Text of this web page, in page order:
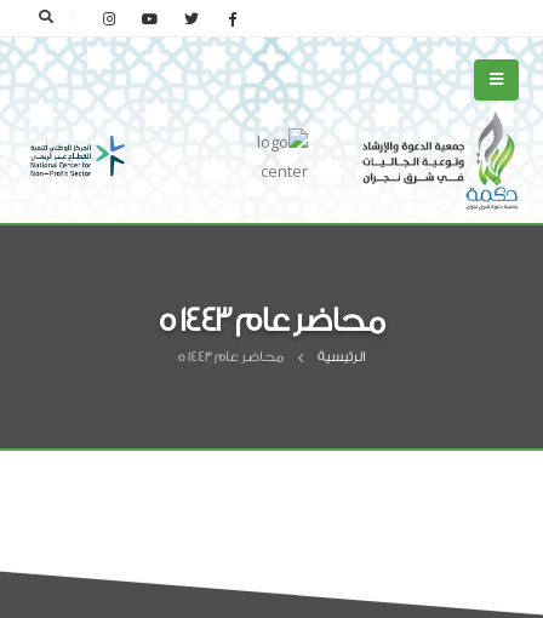
محاضر عام 1443 ه
الرئيسية محاضر عام 1443 ه